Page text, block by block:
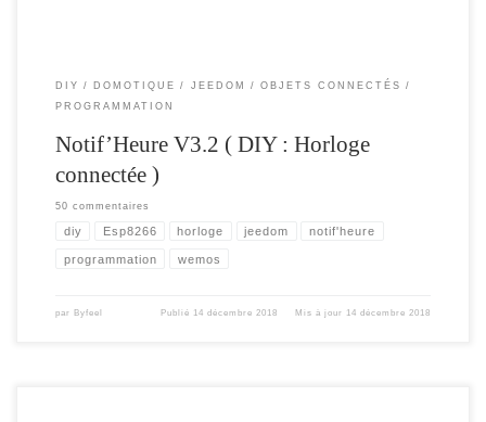
DIY DOMOTIQUE JEEDOM
OBJETS CONNECTÉS
PROGRAMMATION
Notif’Heure V3.2 ( DIY : Horloge
connectée )
50 commentaires
diy Esp8266 horloge jeedom notif'heure
programmation wemos
par Byfeel Publié 14 décembre 2018 Mis à jour 14 décembre 2018